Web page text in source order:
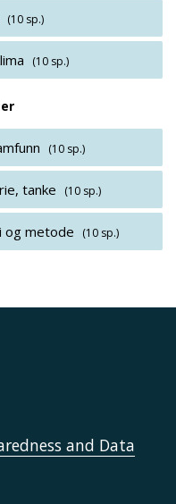
(10 sp.)
(10 sp.)
(10 sp.)
tanke (10 sp.)
og metode (10 sp.)
and Data